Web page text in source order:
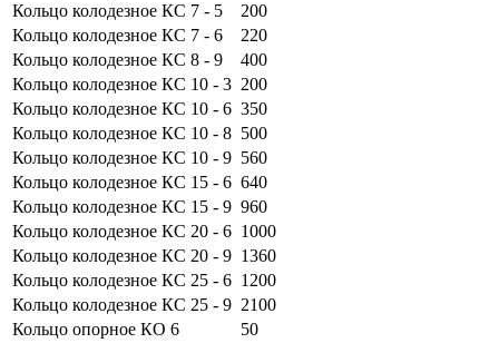
Кольцо колодезное КС 7 - 5
200
Кольцо колодезное КС 7 - 6
220
Кольцо колодезное КС 8 - 9
400
Кольцо колодезное КС 10 - 3 200
Кольцо колодезное КС 10 - 6 350
Кольцо колодезное КС 10 - 8 500
Кольцо колодезное КС 10 - 9 560
Кольцо колодезное КС 15 - 6 640
Кольцо колодезное КС 15 - 9 960
Кольцо колодезное КС 20 - 6 1000
Кольцо колодезное КС 20 - 9 1360
Кольцо колодезное КС 25 - 6 1200
Кольцо колодезное КС 25 - 9 2100
Кольцо опорное КО 6
50